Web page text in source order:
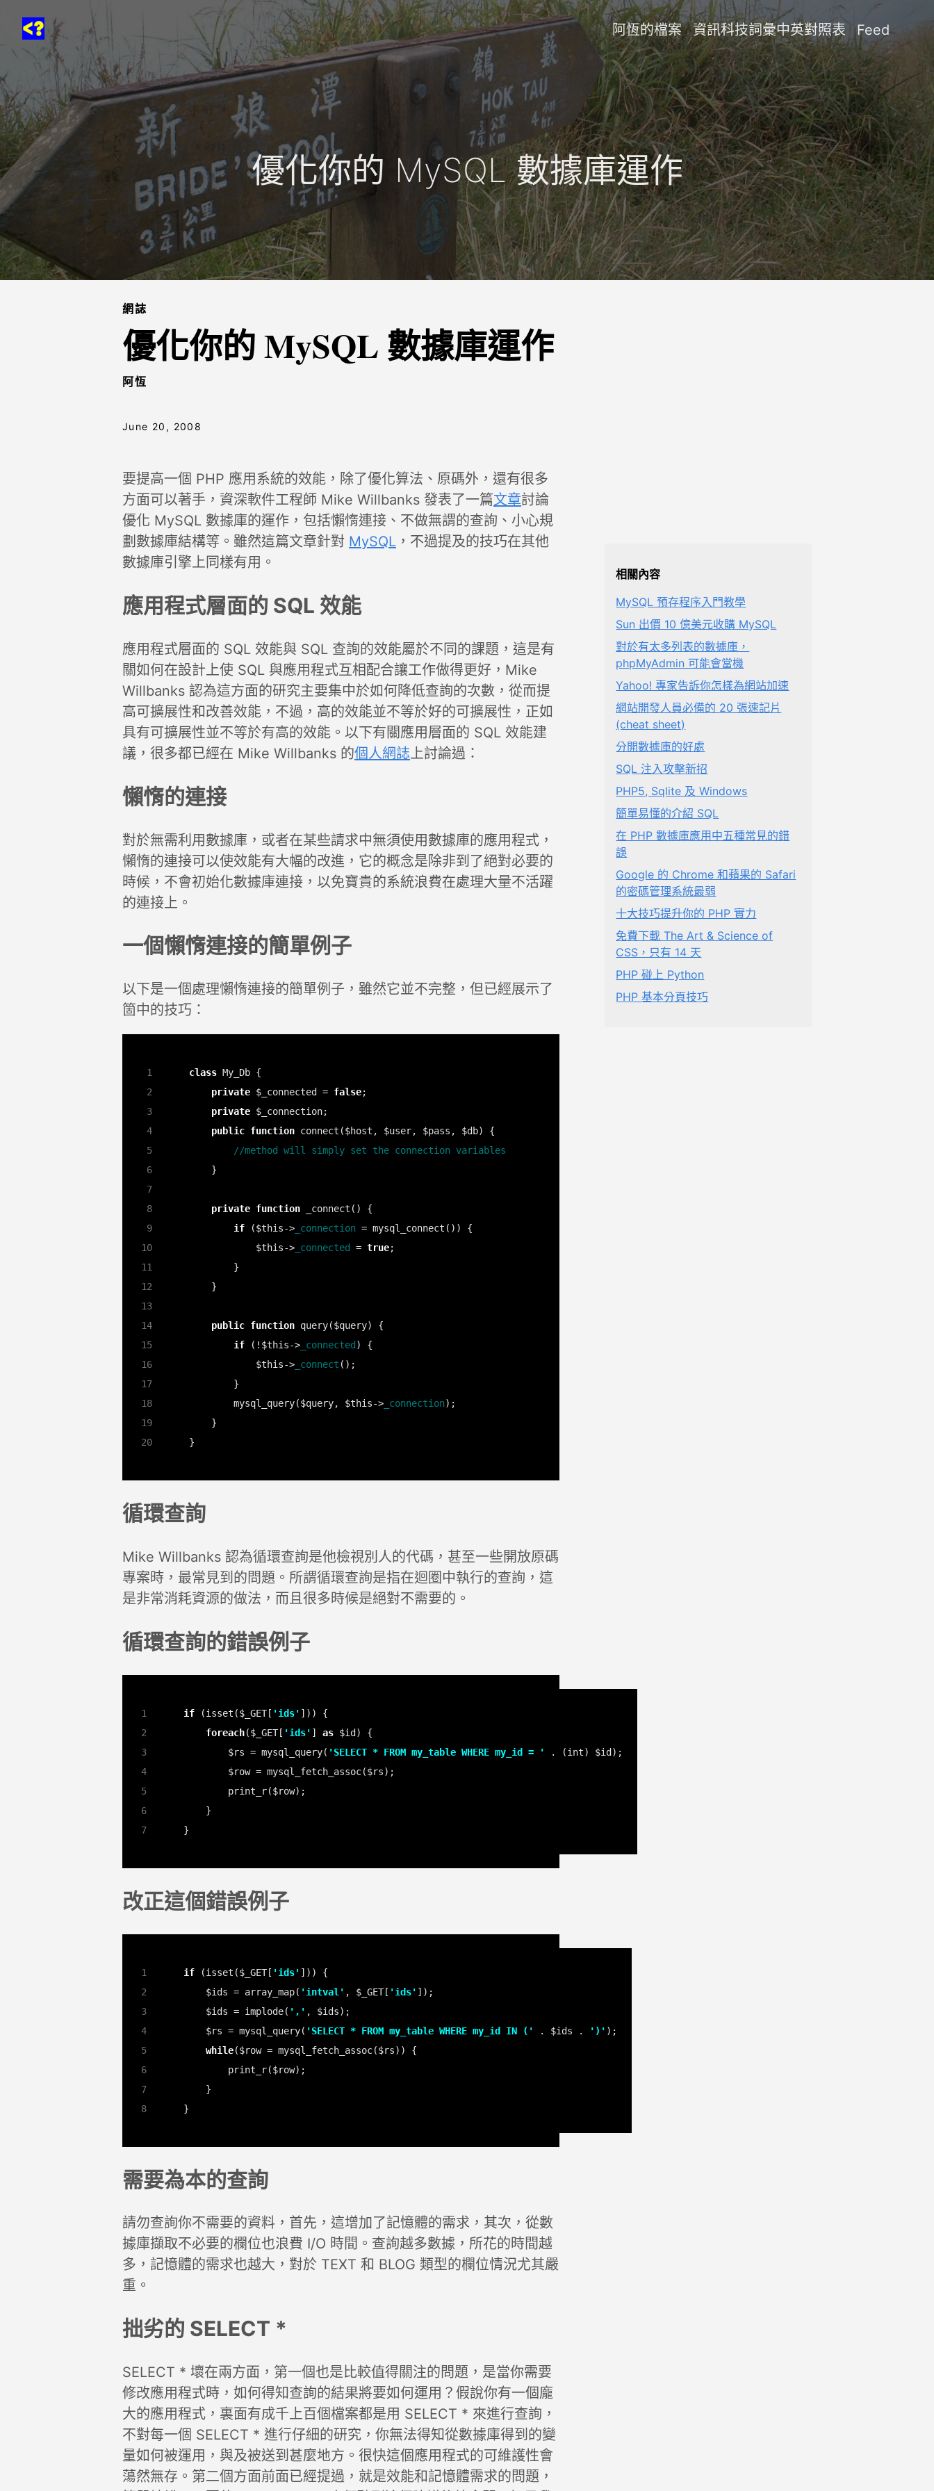
阿恆的檔案 資訊科技詞彙中英對照表 Feed
優化你的 MySQL 數據庫運作
網誌
優化你的 MySQL 數據庫運作
阿恆
June 20, 2008
要提高一個 PHP 應用系統的效能，除了優化算法、原碼外，還有很多
方面可以著手，資深軟件工程師 Mike Willbanks 發表了一篇文章討論
優化 MySQL 數據庫的運作，包括懶惰連接、不做無謂的查詢、小心規
劃數據庫結構等。雖然這篇文章針對 MySQL ，不過提及的技巧在其他
數據庫引擎上同樣有用。
應用程式層面的 SQL 效能
應用程式層面的 SQL 效能與 SQL 查詢的效能屬於不同的課題，這是有
關如何在設計上使 SQL 與應用程式互相配合讓工作做得更好，Mike
Willbanks 認為這方面的研究主要集中於如何降低查詢的次數，從而提
高可擴展性和改善效能，不過，高的效能並不等於好的可擴展性，正如
具有可擴展性並不等於有高的效能。以下有關應用層面的 SQL 效能建
議，很多都已經在 Mike Willbanks 的個人網誌 上討論過：
懶惰的連接
對於無需利用數據庫，或者在某些請求中無須使用數據庫的應用程式，
懶惰的連接可以使效能有大幅的改進，它的概念是除非到了絕對必要的
時候，不會初始化數據庫連接，以免寶貴的系統浪費在處理大量不活躍
的連接上。
一個懶惰連接的簡單例子
以下是一個處理懶惰連接的簡單例子，雖然它並不完整，但已經展示了
箇中的技巧：
1
2
3
4
5
6
7
8
9
10
11
12
13
14
15
16
17
18
19
20
class
private $_connected = false
private
public function
private function
if ($this-> _connection
            $this->
_connected = true
public function
if (!$this-> _connected
            $this->
_connect
        mysql_query($query, $this->
_connection
循環查詢
Mike Willbanks 認為循環查詢是他檢視別人的代碼，甚至一些開放原碼
專案時，最常見到的問題。所謂循環查詢是指在迴圈中執行的查詢，這
是非常消耗資源的做法，而且很多時候是絕對不需要的。
循環查詢的錯誤例子
3
4
5
6
7
if (isset($_GET[ 'ids'
foreach($_GET[ 'ids' ] as
        $rs = mysql_query(
'SELECT * FROM my_table WHERE my_id = '
改正這個錯誤例子
3
4
5
6
7
8
if (isset($_GET[ 'ids'
    $ids = array_map(
'intval' , $_GET[ 'ids'
    $ids = implode(
','
    $rs = mysql_query(
'SELECT * FROM my_table WHERE my_id IN (' . $ids . ')'
while
需要為本的查詢
請勿查詢你不需要的資料，首先，這增加了記憶體的需求，其次，從數
據庫擷取不必要的欄位也浪費 I/O 時間。查詢越多數據，所花的時間越
多，記憶體的需求也越大，對於 TEXT 和 BLOG 類型的欄位情況尤其嚴
重。
拙劣的 SELECT *
SELECT * 壞在兩方面，第一個也是比較值得關注的問題，是當你需要
修改應用程式時，如何得知查詢的結果將要如何運用？假說你有一個龐
大的應用程式，裏面有成千上百個檔案都是用 SELECT * 來進行查詢，
不對每一個 SELECT * 進行仔細的研究，你無法得知從數據庫得到的變
量如何被運用，與及被送到甚麼地方。很快這個應用程式的可維護性會
蕩然無存。第二個方面前面已經提過，就是效能和記憶體需求的問題，
相關內容
MySQL 預存程序入門教學
Sun 出價 10 億美元收購 MySQL
對於有太多列表的數據庫，
phpMyAdmin 可能會當機
Yahoo! 專家告訴你怎樣為網站加速
網站開發人員必備的 20 張速記片
(cheat sheet)
分開數據庫的好處
SQL 注入攻擊新招
PHP5, Sqlite 及 Windows
簡單易懂的介紹 SQL
在 PHP 數據庫應用中五種常見的錯
誤
Google 的 Chrome 和蘋果的 Safari
的密碼管理系統最弱
十大技巧提升你的 PHP 實力
免費下載 The Art & Science of
CSS，只有 14 天
PHP 碰上 Python
PHP 基本分頁技巧